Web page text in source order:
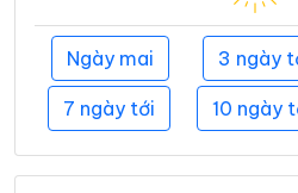
Ngày mai 3 ngày
7 ngày tới 10 ngày